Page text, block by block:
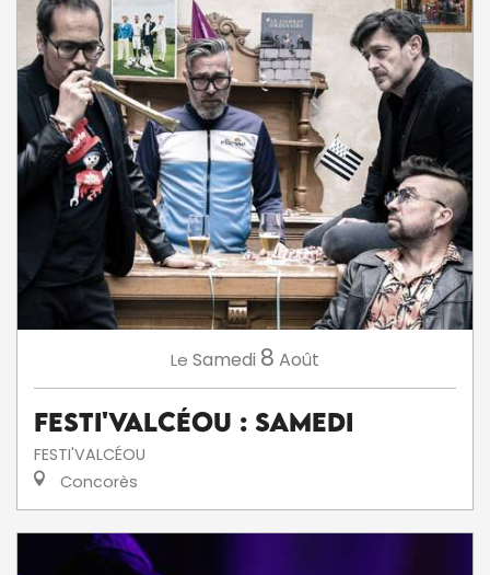
Le Samedi 8 Août
Festi'ValCéou : Samedi
FESTI'VALCÉOU
Concorès